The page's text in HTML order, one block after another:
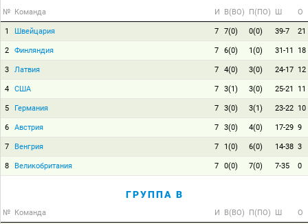
№ Команда И В(ВО) П(ПО) Ш О
1 Швейцария 7 7(0) 0(0) 39-7 21
2 Финляндия 7 6(0) 1(0) 31-11 18
3 Латвия 7 4(0) 3(0) 24-17 12
4 США 7 3(1) 3(0) 25-21 11
5 Германия 7 3(0) 3(1) 23-22 10
6 Австрия 7 3(0) 4(0) 17-29 9
7 Венгрия 7 1(0) 6(0) 14-38 3
8 Великобритания 7 0(0) 7(0) 7-35 0
ГРУППА B
№ Команда И В(ВО) П(ПО) Ш О